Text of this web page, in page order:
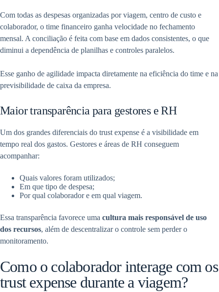
Com todas as despesas organizadas por viagem, centro de custo e
colaborador, o time financeiro ganha velocidade no fechamento
mensal. A conciliação é feita com base em dados consistentes, o que
diminui a dependência de planilhas e controles paralelos.
Esse ganho de agilidade impacta diretamente na eficiência do time e na
previsibilidade de caixa da empresa.
Maior transparência para gestores e RH
Um dos grandes diferenciais do trust expense é a visibilidade em
tempo real dos gastos. Gestores e áreas de RH conseguem
acompanhar:
Quais valores foram utilizados;
Em que tipo de despesa;
Por qual colaborador e em qual viagem.
Essa transparência favorece uma cultura mais responsável de uso
dos recursos, além de descentralizar o controle sem perder o
monitoramento.
Como o colaborador interage com os
trust expense durante a viagem?